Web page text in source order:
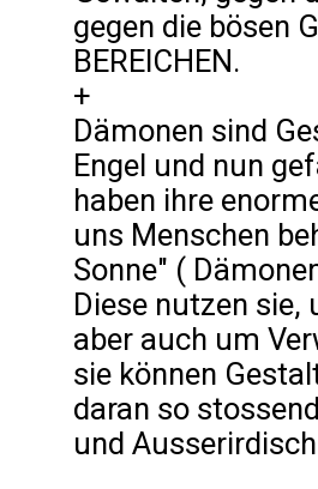
gegen die bösen
BEREICHEN.
+
Dämonen sind
Engel und nun
haben ihre
uns Menschen
Sonne" (
Diese nutzen
aber auch um
sie können
daran so
und